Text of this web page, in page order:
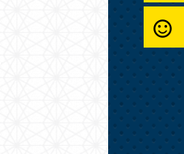
sentiment_satisfied_alt